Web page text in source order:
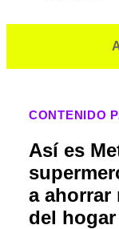
CONTENIDO
Así es
a ahorrar
del